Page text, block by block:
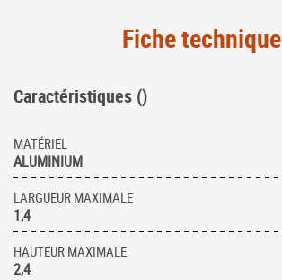
Fiche technique
Caractéristiques ()
MATÉRIEL
ALUMINIUM
LARGUEUR MAXIMALE
1,4
HAUTEUR MAXIMALE
2,4